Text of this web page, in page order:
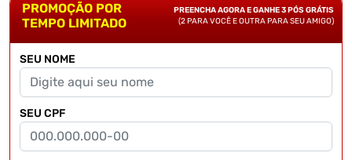
PROMOÇÃO POR
TEMPO LIMITADO
PREENCHA AGORA E GANHE 3 PÓS GRÁTIS
(2 PARA VOCÊ E OUTRA PARA SEU AMIGO)
SEU NOME
SEU CPF